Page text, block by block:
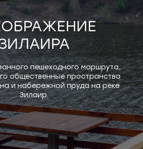
пешеходного маршрута,
общественные пространства
и набережной пруда на реке
Зилаир.